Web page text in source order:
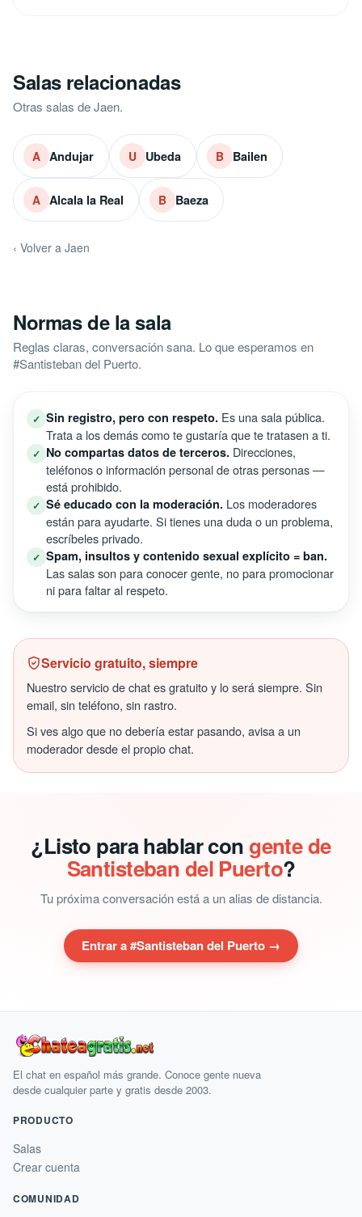
Salas relacionadas
Otras salas de Jaen.
A Andujar U Ubeda B Bailen
A Alcala la Real B Baeza
‹ Volver a Jaen
Normas de la sala
Reglas claras, conversación sana. Lo que esperamos en
#Santisteban del Puerto.
✓ Sin registro, pero con respeto. Es una sala pública.
Trata a los demás como te gustaría que te tratasen a ti.
✓ No compartas datos de terceros. Direcciones,
teléfonos o información personal de otras personas —
está prohibido.
✓ Sé educado con la moderación. Los moderadores
están para ayudarte. Si tienes una duda o un problema,
escríbeles privado.
✓ Spam, insultos y contenido sexual explícito = ban.
Las salas son para conocer gente, no para promocionar
ni para faltar al respeto.
Servicio gratuito, siempre
Nuestro servicio de chat es gratuito y lo será siempre. Sin
email, sin teléfono, sin rastro.
Si ves algo que no debería estar pasando, avisa a un
moderador desde el propio chat.
¿Listo para hablar con gente de
Santisteban del Puerto?
Tu próxima conversación está a un alias de distancia.
Entrar a #Santisteban del Puerto →
El chat en español más grande. Conoce gente nueva
desde cualquier parte y gratis desde 2003.
PRODUCTO
Salas
Crear cuenta
COMUNIDAD